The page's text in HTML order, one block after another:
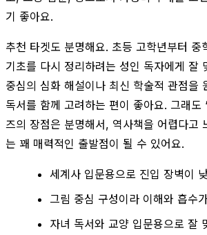
기 좋아요.
추천 타겟도 분명해요. 초등 고학년부터 중
기초를 다시 정리하려는 성인 독자에게 잘
중심의 심화 해설이나 최신 학술적 관점을
독서를 함께 고려하는 편이 좋아요. 그래도
즈의 장점은 분명해서, 역사책을 어렵다고
는 꽤 매력적인 출발점이 될 수 있어요.
세계사 입문용으로 진입 장벽이
그림 중심 구성이라 이해와 흡수
자녀 독서와 교양 입문용으로 잘